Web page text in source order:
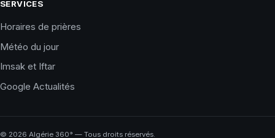
SERVICES
Horaires de prières
Météo du jour
Imsak et Iftar
Google Actualités
© 2026 Algérie 360° — Tous droits réservés.